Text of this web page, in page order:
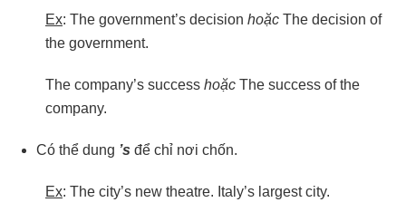
Ex: The government’s decision hoặc The decision of
the government.
The company’s success hoặc The success of the
company.
Có thể dung ’s để chỉ nơi chốn.
Ex: The city’s new theatre. Italy’s largest city.